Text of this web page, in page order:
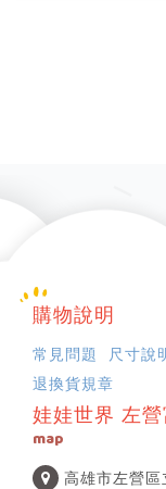
購物說明
常見問題
尺寸說
退換貨規章
娃娃世界 左
map
高雄市左營區